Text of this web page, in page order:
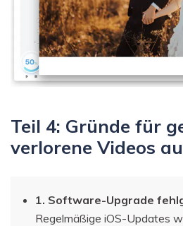
Teil 4: Gründe für
verlorene Videos
1. Software-Upgrade
Regelmäßige iOS-Updates